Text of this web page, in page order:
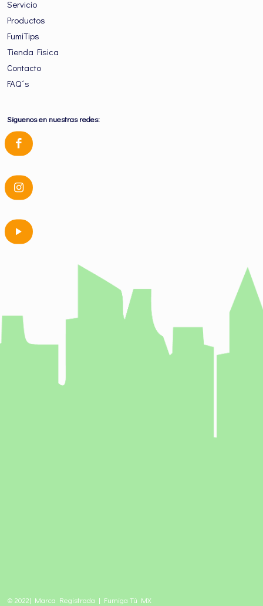
Servicio
Productos
FumiTips
Tienda Fisica
Contacto
FAQ´s
Siguenos en nuestras redes:
© 2022| Marca Registrada | Fumiga Tú MX